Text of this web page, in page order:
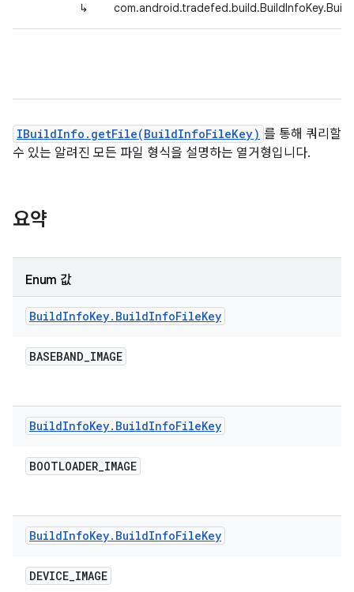
↳
IBuildInfo.getFile(BuildInfoFileKey) 를 통해 쿼리할
수 있는 알려진 모든 파일 형식을 설명하는 열거형입니다.
요약
Enum 값
BuildInfoKey. BuildInfoFileKey
BASEBAND_IMAGE
BuildInfoKey. BuildInfoFileKey
BOOTLOADER_IMAGE
BuildInfoKey. BuildInfoFileKey
DEVICE_IMAGE